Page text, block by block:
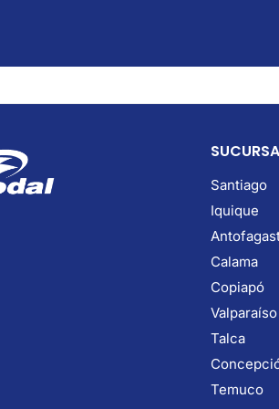
Santiago
Iquique
Calama
Copiapó
Valparaíso
Talca
Temuco